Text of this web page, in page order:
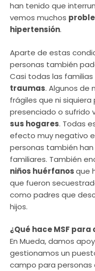
han tenido que
vemos muchos
hipertensión.
Aparte de estas
personas también
Casi todas las familias
traumas. Algunos de
frágiles que ni
presenciado o sufrido
sus hogares. Todas
efecto muy negativo
personas también
familiares. También
niños huérfanosque
que fueron
como padres que
hijos.
¿Qué hace MSF
En Mueda, damos
gestionamos un
campo para personas